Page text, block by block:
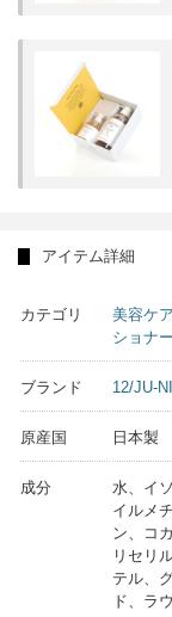
アイテム詳細
カテゴリ 美容ケ
ショナー
ブランド 12/JU-NI
原産国 日本製
成分
水、イ
イルメ
ン、コ
リセリ
テル、
ド、ラ